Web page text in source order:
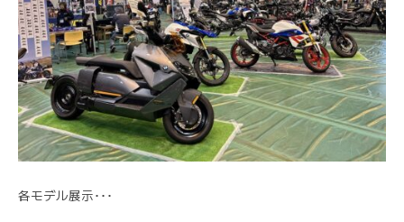
各モデル展示･･･